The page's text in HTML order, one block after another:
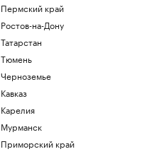
Пермский край
Ростов-на-Дону
Татарстан
Тюмень
Черноземье
Кавказ
Карелия
Мурманск
Приморский край